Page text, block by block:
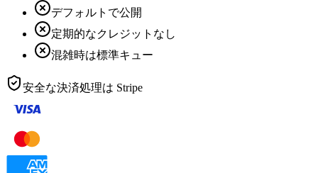
デフォルトで公開
定期的なクレジットなし
混雑時は標準キュー
安全な決済処理は Stripe